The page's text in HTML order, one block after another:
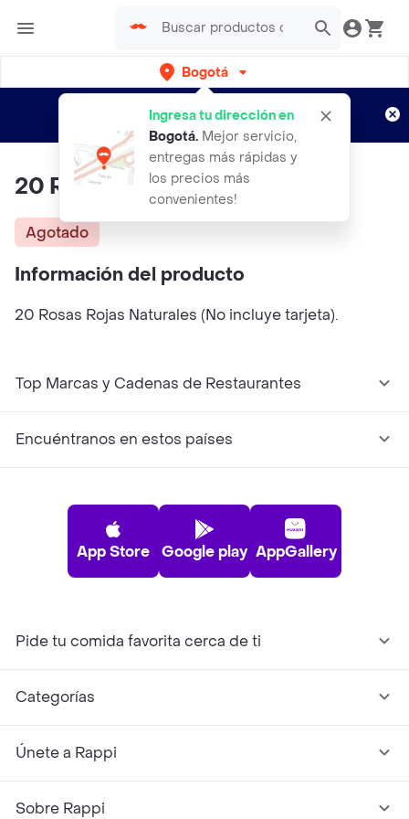
Bogotá
Ingresa tu dirección en
Bogotá. Mejor servicio,
entregas más rápidas y
los precios más
convenientes!
envíos gratis por semanas
Aplican TyC
20 Rosas Rojas
Agotado
Información del producto
20 Rosas Rojas Naturales (No incluye tarjeta).
Top Marcas y Cadenas de Restaurantes
Encuéntranos en estos países
App Store Google play AppGallery
Pide tu comida favorita cerca de ti
Categorías
Únete a Rappi
Sobre Rappi